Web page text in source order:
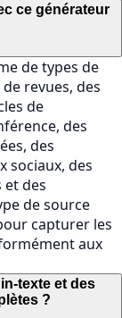
ce générateur
de types de
revues, des
de
des
des
sociaux, des
et des
de source
capturer les
aux
texte et des
?